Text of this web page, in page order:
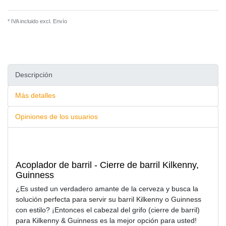
* IVA incluido excl. Envío
Descripción
Más detalles
Opiniones de los usuarios
Acoplador de barril - Cierre de barril Kilkenny,
Guinness
¿Es usted un verdadero amante de la cerveza y busca la
solución perfecta para servir su barril Kilkenny o Guinness
con estilo? ¡Entonces el cabezal del grifo (cierre de barril)
para Kilkenny & Guinness es la mejor opción para usted!